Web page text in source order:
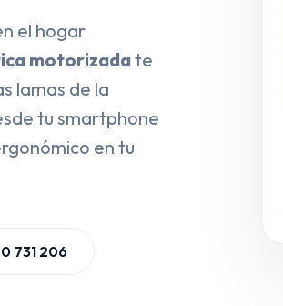
el hogar
motorizadate
lamas de la
tu smartphone
en tu
731 206